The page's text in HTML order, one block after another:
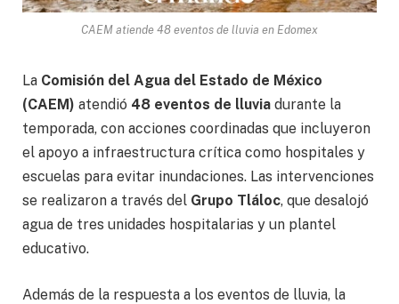
CAEM atiende 48 eventos de lluvia en Edomex
La Comisión del Agua del Estado de México
(CAEM) atendió 48 eventos de lluvia durante la
temporada, con acciones coordinadas que incluyeron
el apoyo a infraestructura crítica como hospitales y
escuelas para evitar inundaciones. Las intervenciones
se realizaron a través del Grupo Tláloc, que desalojó
agua de tres unidades hospitalarias y un plantel
educativo.
Además de la respuesta a los eventos de lluvia, la